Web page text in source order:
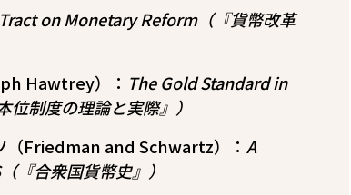
on Monetary Reform（『貨幣改革
Hawtrey）： The Gold Standard in
制度の理論と実際』）
Friedman and Schwartz）： A
『合衆国貨幣史』）